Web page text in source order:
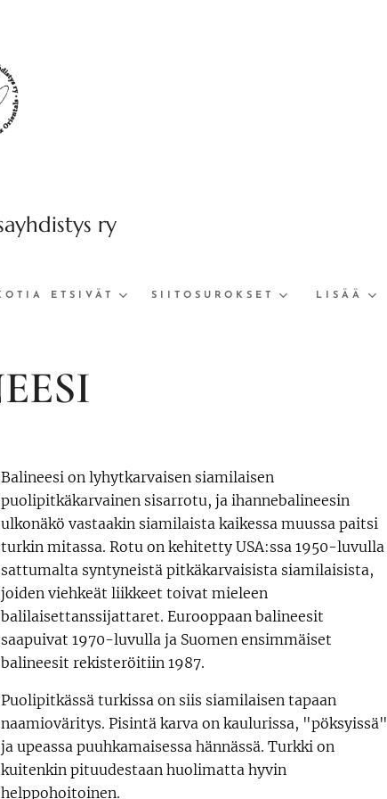
ry
ETSIVÄT SIITOSUROKSET LISÄÄ
Balineesi on lyhytkarvaisen siamilaisen
puolipitkäkarvainen sisarrotu, ja ihannebalineesin
ulkonäkö vastaakin siamilaista kaikessa muussa paitsi
turkin mitassa. Rotu on kehitetty USA:ssa 1950-luvulla
sattumalta syntyneistä pitkäkarvaisista siamilaisista,
joiden viehkeät liikkeet toivat mieleen
balilaisettanssijattaret. Eurooppaan balineesit
saapuivat 1970-luvulla ja Suomen ensimmäiset
balineesit rekisteröitiin 1987.
Puolipitkässä turkissa on siis siamilaisen tapaan
naamioväritys. Pisintä karva on kaulurissa, "pöksyissä"
ja upeassa puuhkamaisessa hännässä. Turkki on
kuitenkin pituudestaan huolimatta hyvin
helppohoitoinen.